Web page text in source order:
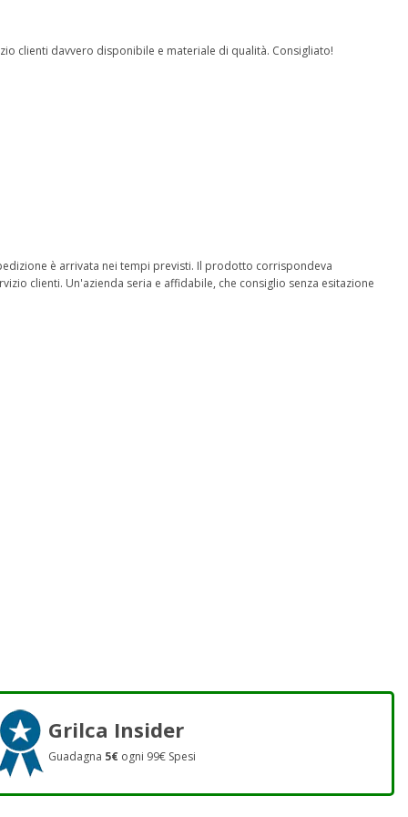
clienti davvero disponibile e materiale di qualità. Consigliato!
è arrivata nei tempi previsti. Il prodotto corrispondeva
clienti. Un'azienda seria e affidabile, che consiglio senza esitazione
Grilca Insider
Guadagna 5€ ogni 99€ Spesi